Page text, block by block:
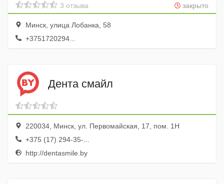
закрыто
3 отзыва
Минск, улица Лобанка, 58
+3751720294...
Дента смайл
220034, Минск, ул. Первомайская, 17, пом. 1Н
+375 (17) 294-35-...
http://dentasmile.by